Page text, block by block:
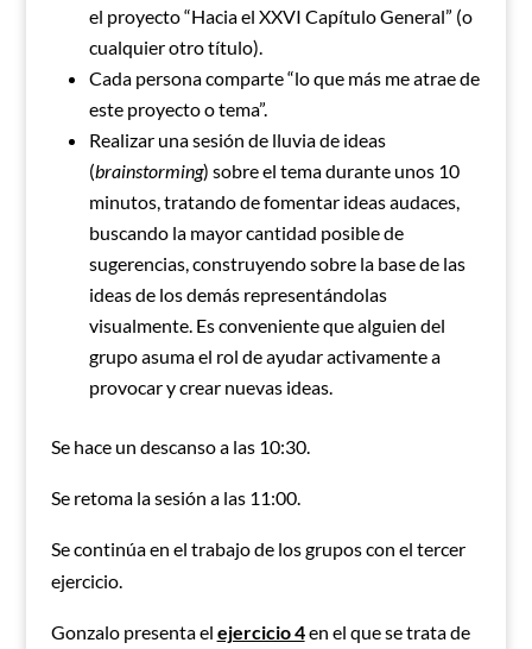
el proyecto “Hacia el XXVI Capítulo General” (o
cualquier otro título).
Cada persona comparte “lo que más me atrae de
este proyecto o tema”.
Realizar una sesión de lluvia de ideas
(brainstorming) sobre el tema durante unos 10
minutos, tratando de fomentar ideas audaces,
buscando la mayor cantidad posible de
sugerencias, construyendo sobre la base de las
ideas de los demás representándolas
visualmente. Es conveniente que alguien del
grupo asuma el rol de ayudar activamente a
provocar y crear nuevas ideas.
Se hace un descanso a las 10:30.
Se retoma la sesión a las 11:00.
Se continúa en el trabajo de los grupos con el tercer
ejercicio.
Gonzalo presenta el ejercicio 4en el que se trata de